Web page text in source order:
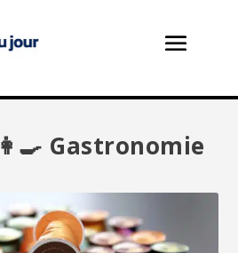
👩‍🍳 Gastronomie